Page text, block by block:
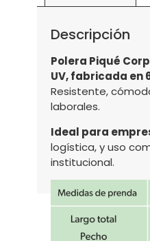
Descripción
Polera Piqué
UV, fabricada en
Resistente,
laborales.
Ideal para
logística, y uso
institucional.